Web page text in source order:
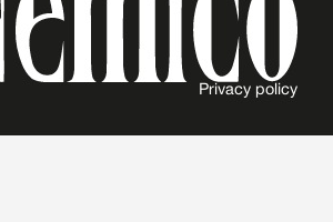
Privacy policy